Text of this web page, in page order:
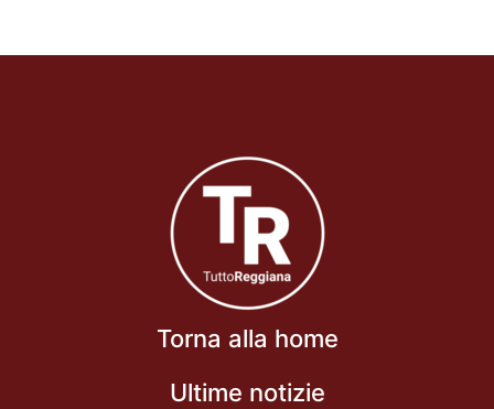
Torna alla home
Ultime notizie